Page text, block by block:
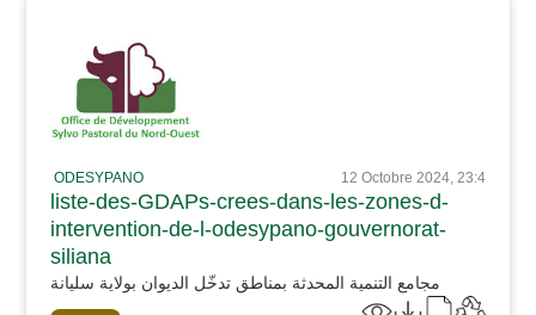
ODESYPANO 12 Octobre 2024, 23:4
liste-des-GDAPs-crees-dans-les-zones-d-
intervention-de-l-odesypano-gouvernorat-
siliana
مجامع التنمية المحدثة بمناطق تدخّل الديوان بولاية سليانة